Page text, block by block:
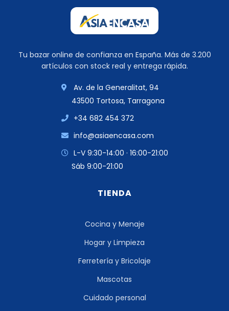
Tu bazar online de confianza en España. Más de 3.200
artículos con stock real y entrega rápida.
Av. de la Generalitat, 94
43500 Tortosa, Tarragona
+34 682 454 372
info@asiaencasa.com
L-V 9:30-14:00 · 16:00-21:00
Sáb 9:00-21:00
TIENDA
Cocina y Menaje
Hogar y Limpieza
Ferretería y Bricolaje
Mascotas
Cuidado personal